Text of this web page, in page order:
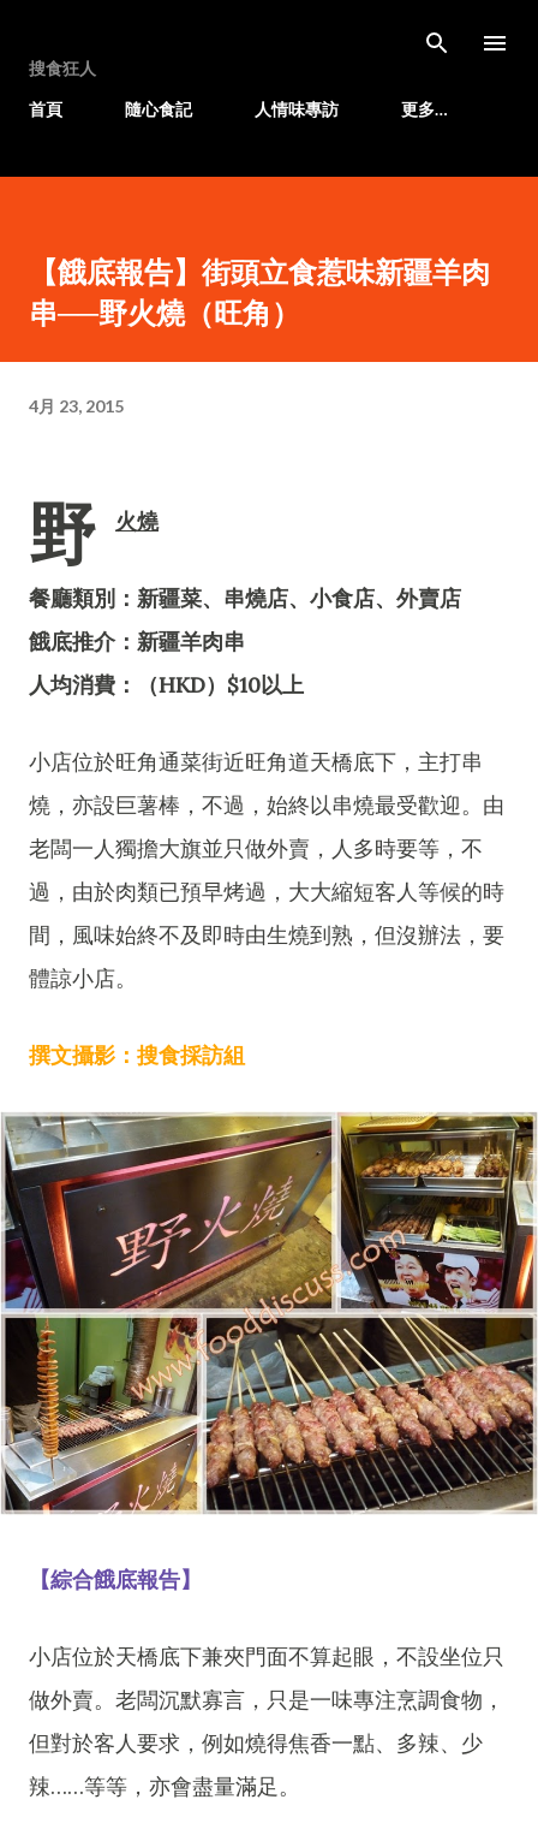
搜食狂人
首頁
隨心食記 人情味專訪 更多…
【餓底報告】街頭立食惹味新疆羊肉
串──野火燒（旺角）
4月 23, 2015
野 火燒
餐廳類別：新疆菜、串燒店、小食店、外賣店
餓底推介：新疆羊肉串
人均消費：（HKD）$10以上
小店位於旺角通菜街近旺角道天橋底下，主打串
燒，亦設巨薯棒，不過，始終以串燒最受歡迎。由
老闆一人獨擔大旗並只做外賣，人多時要等，不
過，由於肉類已預早烤過，大大縮短客人等候的時
間，風味始終不及即時由生燒到熟，但沒辦法，要
體諒小店。
撰文攝影：搜食採訪組
【綜合餓底報告】
小店位於天橋底下兼夾門面不算起眼，不設坐位只
做外賣。老闆沉默寡言，只是一味專注烹調食物，
但對於客人要求，例如燒得焦香一點、多辣、少
辣……等等，亦會盡量滿足。